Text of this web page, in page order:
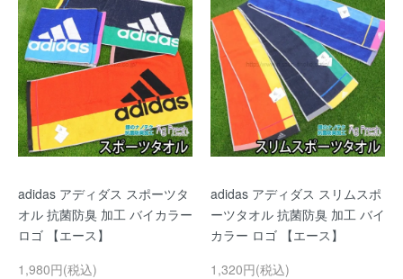
adidas アディダス スポーツタ
オル 抗菌防臭 加工 バイカラー
ロゴ 【エース】
1,980円(税込)
adidas アディダス スリムスポ
ーツタオル 抗菌防臭 加工 バイ
カラー ロゴ 【エース】
1,320円(税込)